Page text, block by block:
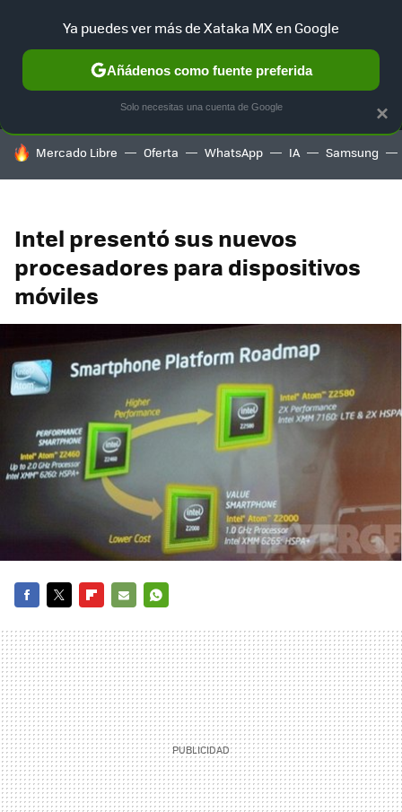
MENÚ NUEVO
GAMING HOME AUTO
HOY SE HABLA DE
Mercado Libre Oferta WhatsApp IA Samsung
Intel presentó sus nuevos
procesadores para dispositivos
móviles
MAIL
×
Ya puedes ver más de Xataka MX en Google
Añádenos como fuente preferida
Solo necesitas una cuenta de Google